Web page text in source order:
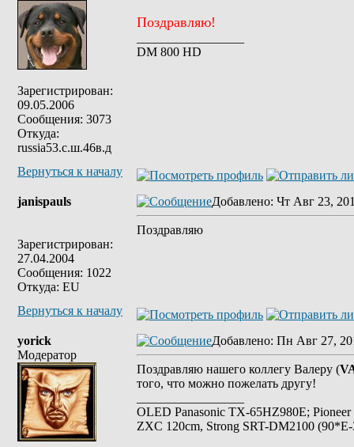
Зарегистрирован:
09.05.2006
Сообщения: 3073
Откуда:
russia53.с.ш.46в.д
Поздравляю!
DM 800 HD
Вернуться к началу
janispauls
Зарегистрирован:
27.04.2004
Сообщения: 1022
Откуда: EU
Добавлено: Чт Авг 23,
Поздравляю
Вернуться к началу
yorick
Модератор
Добавлено: Пн Авг 27,
Поздравляю нашего коллегу Валеру (
того, что можно пожелать другу!
OLED Panasonic TX-65HZ980E;
ZXC 120cm, Strong SRT-DM2100